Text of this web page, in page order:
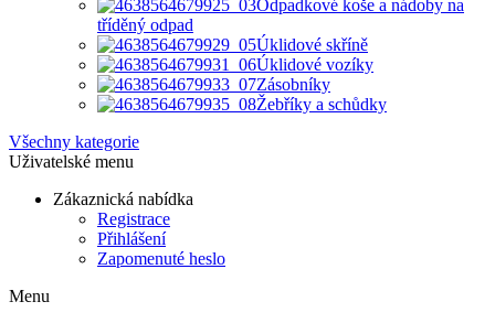
Odpadkové koše a nádoby na
tříděný odpad
Úklidové skříně
Úklidové vozíky
Zásobníky
Žebříky a schůdky
Všechny kategorie
Uživatelské menu
Zákaznická nabídka
Registrace
Přihlášení
Zapomenuté heslo
Menu